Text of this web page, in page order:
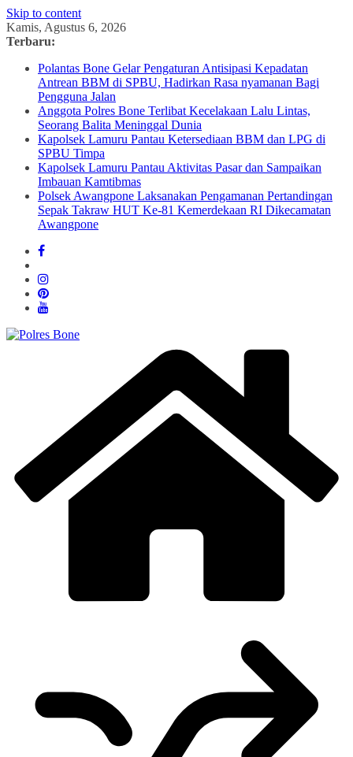
Skip to content
Kamis, Agustus 6, 2026
Terbaru:
Polantas Bone Gelar Pengaturan Antisipasi Kepadatan
Antrean BBM di SPBU, Hadirkan Rasa nyamanan Bagi
Pengguna Jalan
Anggota Polres Bone Terlibat Kecelakaan Lalu Lintas,
Seorang Balita Meninggal Dunia
Kapolsek Lamuru Pantau Ketersediaan BBM dan LPG di
SPBU Timpa
Kapolsek Lamuru Pantau Aktivitas Pasar dan Sampaikan
Imbauan Kamtibmas
Polsek Awangpone Laksanakan Pengamanan Pertandingan
Sepak Takraw HUT Ke-81 Kemerdekaan RI Dikecamatan
Awangpone